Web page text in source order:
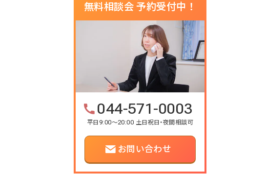
無料相談会 予約受付中！
044-571-0003
平日9:00～20:00 土日祝日・夜間相談可
お問い合わせ